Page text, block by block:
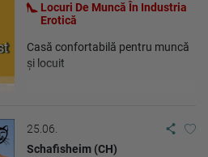
Locuri De Muncă În Industria
Erotică
Casă confortabilă pentru muncă
și locuit
25.06.
Schafisheim (CH)